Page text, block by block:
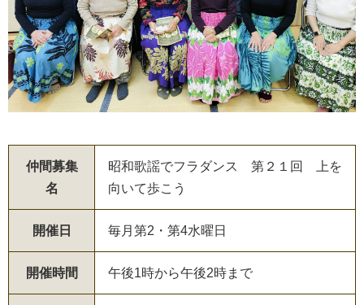
仲間募集
名
昭和歌謡でフラダンス 第２１回 上を
向いて歩こう
開催日 毎月第2・第4水曜日
開催時間 午後1時から午後2時まで